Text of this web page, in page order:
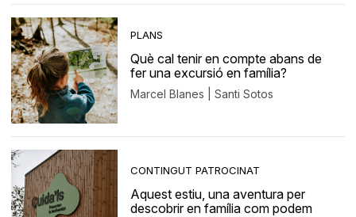
PLANS
Què cal tenir en compte abans de
fer una excursió en família?
Marcel Blanes | Santi Sotos
CONTINGUT PATROCINAT
Aquest estiu, una aventura per
descobrir en família com podem